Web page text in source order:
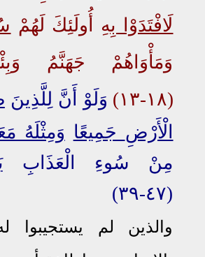
لَافْتَدَوْا بِهِ
أُولَئِكَ لَهُمْ
وَمَأْوَاهُمْ جَهَنَّمُ
(١٨-١٣)
وَلَوْ أَنَّ لِلَّذِينَ
الْأَرْضِ جَمِيعًا وَمِثْلَهُ
مِنْ سُوءِ الْعَذَابِ
(٤٧-٣٩)
والذين لم يستجيبوا